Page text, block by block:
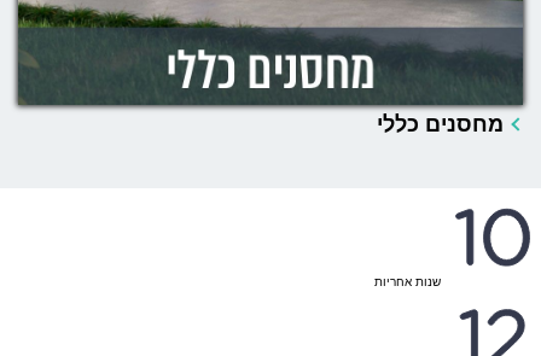
מחסנים כללי
שנות אחריות